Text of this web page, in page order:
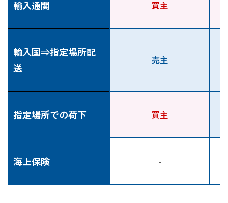
輸入通関 買主
輸入国⇒指定場所配
送
売主
指定場所での荷下 買主
海上保険 -